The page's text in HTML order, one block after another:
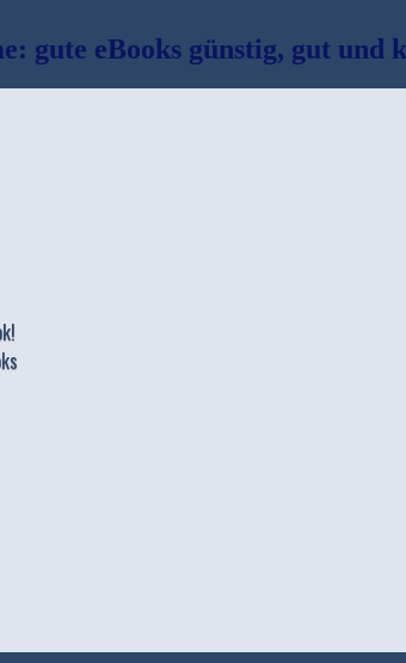
gute eBooks günstig, gut und